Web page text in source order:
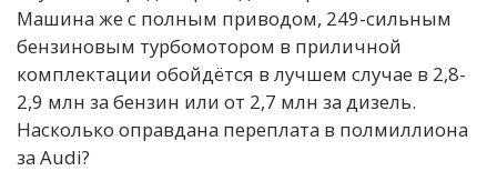
Машина же с полным приводом, 249-сильным
бензиновым турбомотором в приличной
комплектации обойдётся в лучшем случае в 2,8-
2,9 млн за бензин или от 2,7 млн за дизель.
Насколько оправдана переплата в полмиллиона
за Audi?